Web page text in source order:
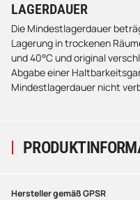
LAGERDAUER
Die Mindestlagerdauer
Lagerung in trockenen
und 40°C und original
Abgabe einer
Mindestlagerdauer nicht
Hersteller gemäß GPSR